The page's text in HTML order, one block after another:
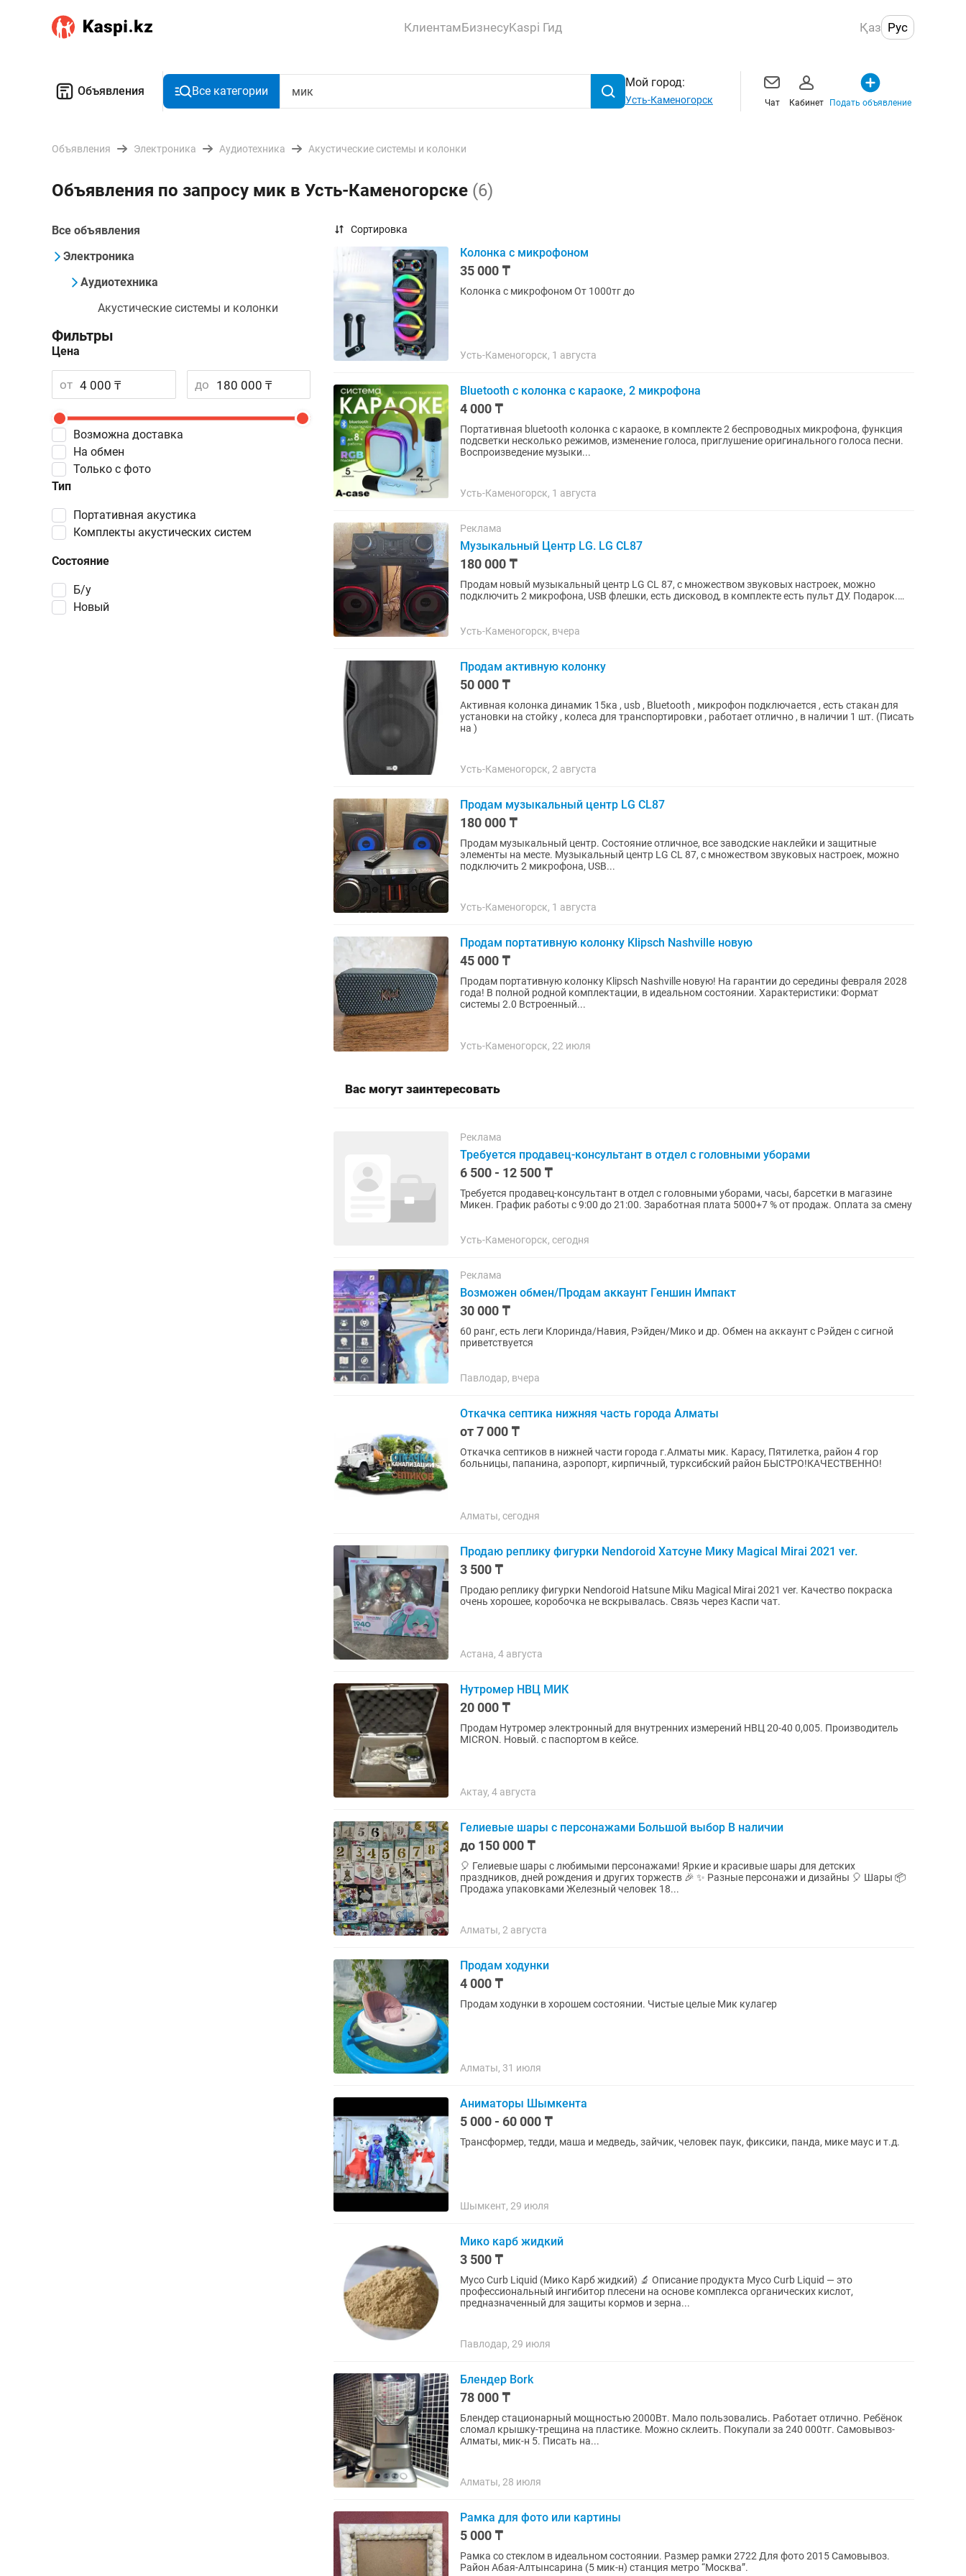
КлиентамБизнесуKaspi Гид Қаз Рус
Объявления Все категории
Мой город:
Усть-Каменогорск Чат Кабинет Подать объявление
Объявления Электроника Аудиотехника Акустические системы и колонки
Объявления по запросу мик в Усть-Каменогорске (6)
Все объявления
Электроника
Аудиотехника
Акустические системы и колонки
Фильтры
Цена
от до
Возможна доставка
Тип
портативная акустика
комплекты акустических систем
Состояние
Б/у
Новый
На обмен
Только с фото
Сортировка
Колонка с микрофоном
35 000 ₸
Колонка с микрофоном От 1000тг до
Усть-Каменогорск, 1 августа
Bluetooth с колонка с караоке, 2 микрофона
4 000 ₸
Портативная bluetooth колонка с караоке, в комплекте 2 беспроводных микрофона, функция
подсветки несколько режимов, изменение голоса, приглушение оригинального голоса песни.
Воспроизведение музыки...
Усть-Каменогорск, 1 августа
Реклама
Музыкальный Центр LG. LG CL87
180 000 ₸
Продам новый музыкальный центр LG CL 87, с множеством звуковых настроек, можно
подключить 2 микрофона, USB флешки, есть дисковод, в комплекте есть пульт ДУ. Подарок.
Усть-Каменогорск, вчера
Продам активную колонку
50 000 ₸
Активная колонка динамик 15ка , usb , Bluetooth , микрофон подключается , есть стакан для
установки на стойку , колеса для транспортировки , работает отлично , в наличии 1 шт. (Писать
на )
Усть-Каменогорск, 2 августа
Продам музыкальный центр LG CL87
180 000 ₸
Продам музыкальный центр. Состояние отличное, все заводские наклейки и защитные
элементы на месте. Музыкальный центр LG CL 87, с множеством звуковых настроек, можно
подключить 2 микрофона, USB...
Усть-Каменогорск, 1 августа
Продам портативную колонку Klipsch Nashville новую
45 000 ₸
Продам портативную колонку Klipsch Nashville новую! На гарантии до середины февраля 2028
года! В полной родной комплектации, в идеальном состоянии. Характеристики: Формат
системы 2.0 Встроенный...
Усть-Каменогорск, 22 июля
Вас могут заинтересовать
Реклама
Требуется продавец-консультант в отдел с головными уборами
6 500 - 12 500 ₸
Требуется продавец-консультант в отдел с головными уборами, часы, барсетки в магазине
Микен. График работы с 9:00 до 21:00. Заработная плата 5000+7 % от продаж. Оплата за смену
Усть-Каменогорск, сегодня
Реклама
Возможен обмен/Продам аккаунт Геншин Импакт
30 000 ₸
60 ранг, есть леги Клоринда/Навия, Рэйден/Мико и др. Обмен на аккаунт с Рэйден с сигной
приветствуется
Павлодар, вчера
Откачка септика нижняя часть города Алматы
от 7 000 ₸
Откачка септиков в нижней части города г.Алматы мик. Карасу, Пятилетка, район 4 гор
больницы, папанина, аэропорт, кирпичный, турксибский район БЫСТРО!КАЧЕСТВЕННО!
Алматы, сегодня
Продаю реплику фигурки Nendoroid Хатсуне Мику Magical Mirai 2021 ver.
3 500 ₸
Продаю реплику фигурки Nendoroid Hatsune Miku Magical Mirai 2021 ver. Качество покраска
очень хорошее, коробочка не вскрывалась. Связь через Каспи чат.
Астана, 4 августа
Нутромер НВЦ МИК
20 000 ₸
Продам Нутромер электронный для внутренних измерений НВЦ 20-40 0,005. Производитель
MICRON. Новый. с паспортом в кейсе.
Актау, 4 августа
Гелиевые шары с персонажами Большой выбор В наличии
до 150 000 ₸
🎈 Гелиевые шары с любимыми персонажами! Яркие и красивые шары для детских
праздников, дней рождения и других торжеств 🎉 ✨ Разные персонажи и дизайны 🎈 Шары 📦
Продажа упаковками Железный человек 18...
Алматы, 2 августа
Продам ходунки
4 000 ₸
Продам ходунки в хорошем состоянии. Чистые целые Мик кулагер
Алматы, 31 июля
Аниматоры Шымкента
5 000 - 60 000 ₸
Трансформер, тедди, маша и медведь, зайчик, человек паук, фиксики, панда, мике маус и т.д.
Шымкент, 29 июля
Мико карб жидкий
3 500 ₸
Myco Curb Liquid (Мико Карб жидкий) 🔬 Описание продукта Myco Curb Liquid — это
профессиональный ингибитор плесени на основе комплекса органических кислот,
предназначенный для защиты кормов и зерна...
Павлодар, 29 июля
Блендер Bork
78 000 ₸
Блендер стационарный мощностью 2000Вт. Мало пользовались. Работает отлично. Ребёнок
сломал крышку-трещина на пластике. Можно склеить. Покупали за 240 000тг. Самовывоз-
Алматы, мик-н 5. Писать на...
Алматы, 28 июля
Рамка для фото или картины
5 000 ₸
Рамка со стеклом в идеальном состоянии. Размер рамки 2722 Для фото 2015 Самовывоз.
Район Абая-Алтынсарина (5 мик-н) станция метро “Москва”.